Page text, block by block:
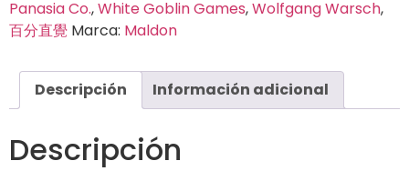
Panasia Co.,White Goblin Games,Wolfgang Warsch,
百分直覺 Marca: Maldon
Descripción Información adicional
Descripción